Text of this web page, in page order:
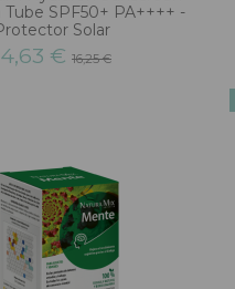
SPF50+ PA++++ -
Solar
€ 16,25 €